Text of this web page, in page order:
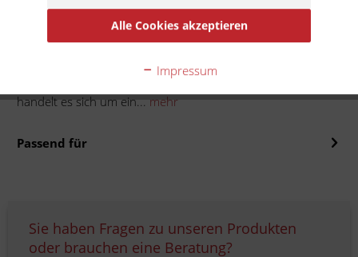
Auf die Merkliste
handelt es sich um ein... mehr
Passend für
Sie haben Fragen zu unseren Produkten
oder brauchen eine Beratung?
Alle Cookies akzeptieren
Impressum